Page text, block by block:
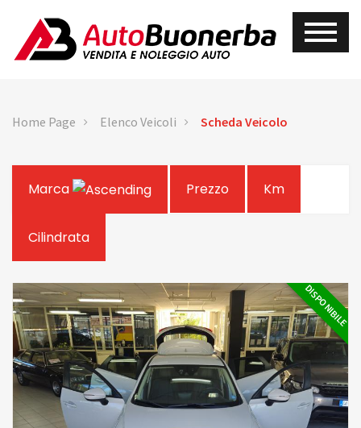
Home Page Elenco Veicoli Scheda Veicolo
Marca Prezzo Km
Cilindrata
DISPONIBILE